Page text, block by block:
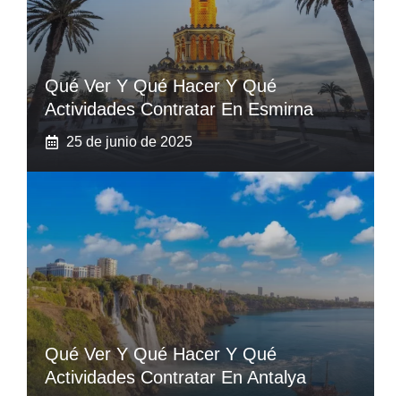
Qué Ver Y Qué Hacer Y Qué
Actividades Contratar En Esmirna
25 de junio de 2025
Qué Ver Y Qué Hacer Y Qué
Actividades Contratar En Antalya